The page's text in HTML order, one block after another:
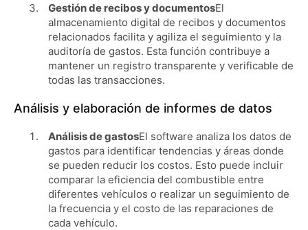
Gestión de recibos y documentosEl
almacenamiento digital de recibos y documentos
relacionados facilita y agiliza el seguimiento y la
auditoría de gastos. Esta función contribuye a
mantener un registro transparente y verificable de
todas las transacciones.
Análisis y elaboración de informes de datos
Análisis de gastosEl software analiza los datos de
gastos para identificar tendencias y áreas donde
se pueden reducir los costos. Esto puede incluir
comparar la eficiencia del combustible entre
diferentes vehículos o realizar un seguimiento de
la frecuencia y el costo de las reparaciones de
cada vehículo.